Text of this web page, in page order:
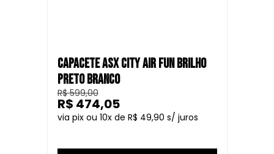
CAPACETE ASX CITY AIR FUN BRILHO
PRETO BRANCO
R$ 599,00
10
R$ 49,90
R$ 474,05